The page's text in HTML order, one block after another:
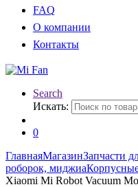
FAQ
О компании
Контакты
Search
Искать:
0
ГлавнаяМагазинЗапчасти
роборок, миджиа
Xiaomi Mi Robot Vacuum